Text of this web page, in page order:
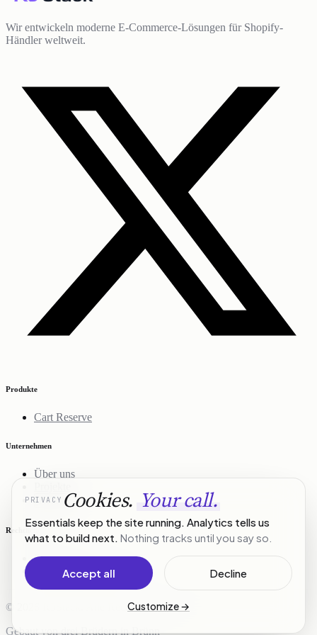
Wir entwickeln moderne E-Commerce-Lösungen für Shopify-
Händler weltweit.
Produkte
Cart Reserve
Unternehmen
Über uns
Kontakt
Rechtliches
Datenschutz
Nutzungsbedingungen
© 2026 R3Stack. Alle Rechte vorbehalten.
Gebaut von drei Brüdern in Brünn
PRIVACY Cookies. Your call.
Essentials keep the site running. Analytics tells us
what to build next. Nothing tracks until you say so.
Accept all Decline
Customize→